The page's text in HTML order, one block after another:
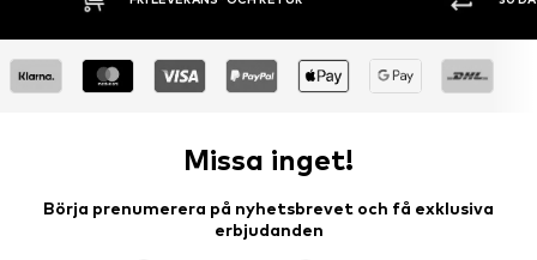
Missa inget!
Börja prenumerera på nyhetsbrevet och få exklusiva
erbjudanden